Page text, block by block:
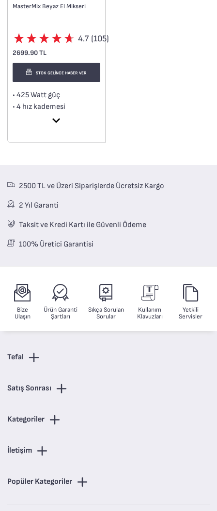
MasterMix Beyaz El Mikseri
4.7 (105)
2699.90 TL
STOK GELİNCE HABER VER
• 425 Watt güç
• 4 hız kademesi
• Turbo fonksiyonu
• Çift metal hamur aparatı
2500 TL ve Üzeri Siparişlerde Ücretsiz Kargo
2 Yıl Garanti
Taksit ve Kredi Kartı ile Güvenli Ödeme
100% Üretici Garantisi
Bize
Ulaşın
Ürün Garanti
Şartları
Sıkça Sorulan
Sorular
Kullanım
Klavuzları
Yetkili
Servisler
Tefal
Satış Sonrası
Kategoriler
İletişim
Popüler Kategoriler